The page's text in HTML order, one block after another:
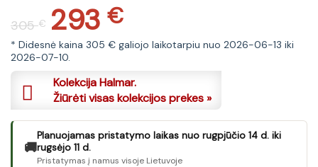
305€
Original
price
was:
305 €.
293€
Current
price
is:
293 €.
* Didesnė kaina 305 € galiojo laikotarpiu nuo 2026-06-13 iki
2026-07-10.
Kolekcija Halmar.
Žiūrėti visas kolekcijos prekes »
🚚
Planuojamas pristatymo laikas nuo rugpjūčio 14 d. iki
rugsėjo 11 d.
Pristatymas į namus visoje Lietuvoje